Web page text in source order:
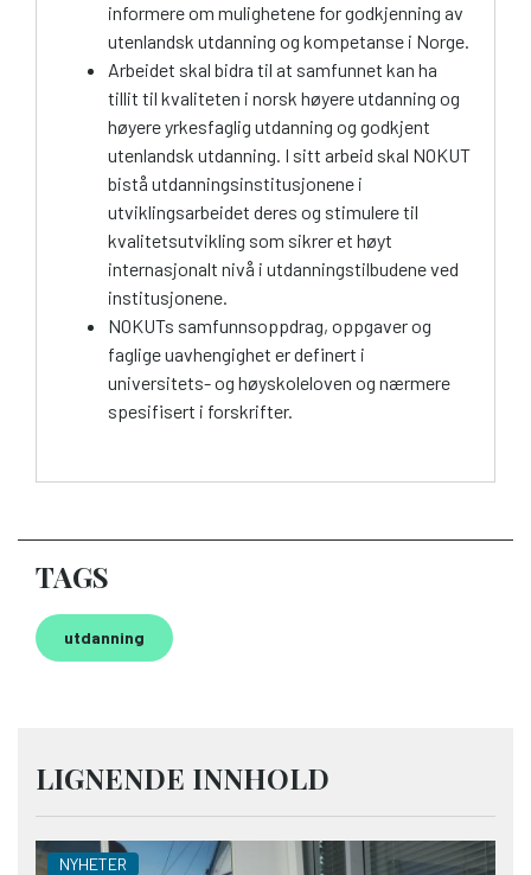
informere om mulighetene for godkjenning av
utenlandsk utdanning og kompetanse i Norge.
Arbeidet skal bidra til at samfunnet kan ha
tillit til kvaliteten i norsk høyere utdanning og
høyere yrkesfaglig utdanning og godkjent
utenlandsk utdanning. I sitt arbeid skal NOKUT
bistå utdanningsinstitusjonene i
utviklingsarbeidet deres og stimulere til
kvalitetsutvikling som sikrer et høyt
internasjonalt nivå i utdanningstilbudene ved
institusjonene.
NOKUTs samfunnsoppdrag, opp­gaver og
faglige uavhengighet er definert i
universitets- og høyskoleloven og nærmere
spesifisert i forskrifter.
TAGS
utdanning
LIGNENDE INNHOLD
NYHETER